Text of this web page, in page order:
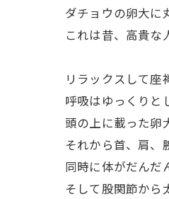
ダチョウの卵大に
これは昔、高貴な
リラックスして座
呼吸はゆっくりと
頭の上に載った卵
それから首、肩、
同時に体がだんだ
そして股関節から